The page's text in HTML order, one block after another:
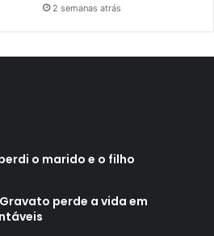
2 semanas atrás
o marido e o filho
perde a vida em